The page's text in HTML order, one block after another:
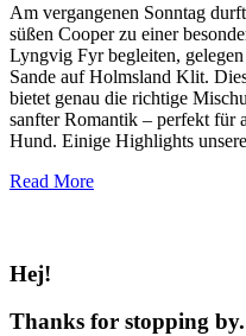
Am vergangenen Sonntag
süßen Cooper zu einer
Lyngvig Fyr begleiten,
Sande auf Holmsland Klit.
bietet genau die richtige
sanfter Romantik – perfekt für
Hund. Einige Highlights
Read More
Hej!
Thanks for stopping by.